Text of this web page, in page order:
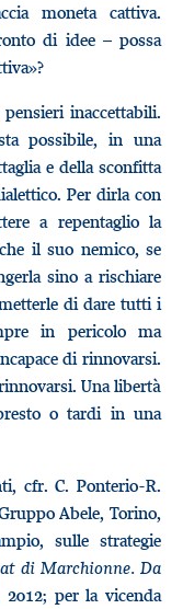
moneta cattiva.
di idee – possa
inaccettabili.
possibile, in una
e della sconfitta
Per dirla con
a repentaglio la
il suo nemico, se
sino a rischiare
di dare tutti i
in pericolo ma
di rinnovarsi.
Una libertà
o tardi in una
cfr. C. Ponterio-R.
Abele, Torino,
sulle strategie
di Marchionne. Da
per la vicenda